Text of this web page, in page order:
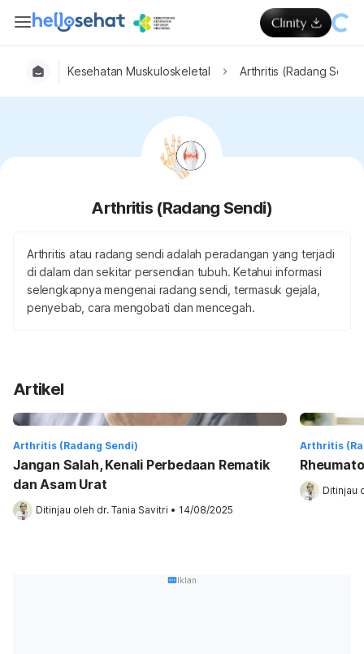
Kesehatan Muskuloskeletal Arthritis (Radang Sendi)
Arthritis (Radang Sendi)
Arthritis atau radang sendi adalah peradangan yang terjadi
di dalam dan sekitar persendian tubuh. Ketahui informasi
selengkapnya mengenai radang sendi, termasuk gejala,
penyebab, cara mengobati dan mencegah.
Artikel
Arthritis (Radang Sendi)
Jangan Salah, Kenali Perbedaan Rematik
dan Asam Urat
Ditinjau oleh dr. Tania Savitri • 14/08/2025
Arthritis
Ditinjau
Iklan